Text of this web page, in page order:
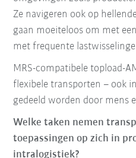
Ze navigeren ook op
gaan moeiteloos om met
met frequente
MRS-compatibele topload-
flexibele transporten – ook
gedeeld worden door mens
Welke taken nemen
toepassingen op zich in
intralogistiek?